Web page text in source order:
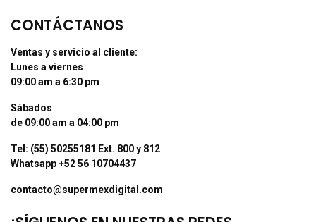
CONTÁCTANOS
Ventas y servicio al cliente:
Lunes a viernes
09:00 am a 6:30 pm
Sábados
de 09:00 am a 04:00 pm
Tel: (55) 50255181 Ext. 800 y 812
Whatsapp +52 56 10704437
contacto@supermexdigital.com